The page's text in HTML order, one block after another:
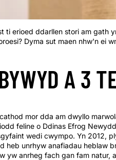
ti erioed ddarllen stori am gath
Dyma sut maen nhw'n ei
A 3
mor dda am dwyllo
feline o Ddinas Efrog
wedi cwympo. Yn 2012,
heb unrhyw anafiadau heblaw
yw anrheg fach gan fam natur,